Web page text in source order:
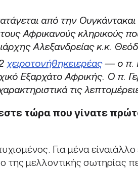
από την
Αφρικανούς κληρικούς
Αλεξανδρείας κ.κ.
χειροτονήθηκειερέας— ο π.
Εξαρχάτο Αφρικής. Ο π.
τις
τώρα που γίνατε
Για μένα
μελλοντικής σωτηρίας